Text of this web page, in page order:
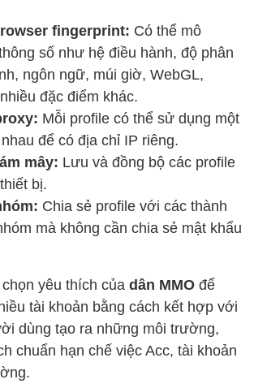
fingerprint: Có thể mô
số như hệ điều hành, độ phân
ngôn ngữ, múi giờ, WebGL,
đặc điểm khác.
Mỗi profile có thể sử dụng một
để có địa chỉ IP riêng.
mây: Lưu và đồng bộ các profile
bị.
Chia sẻ profile với các thành
mà không cần chia sẻ mật khẩu
yêu thích của dân MMO để
tài khoản bằng cách kết hợp với
dùng tạo ra những môi trường,
chuẩn hạn chế việc Acc, tài khoản